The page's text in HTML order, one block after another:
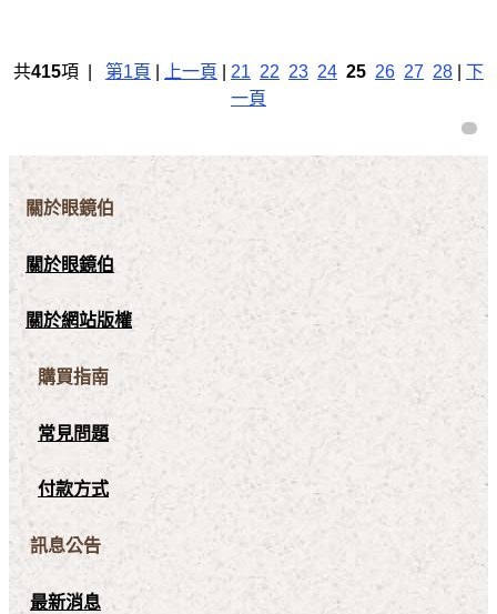
共415項 | 第1頁 上一頁 21 22 23 24 25 26 27 28
下
一頁
關於眼鏡伯
關於眼鏡伯
關於網站版權
購買指南
常見問題
付款方式
訊息公告
最新消息